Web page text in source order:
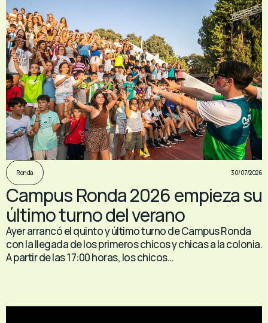
Ronda 30/07/2026
Campus Ronda 2026 empieza su
último turno del verano
Ayer arrancó el quinto y último turno de Campus Ronda
con la llegada de los primeros chicos y chicas a la colonia.
A partir de las 17:00 horas, los chicos...